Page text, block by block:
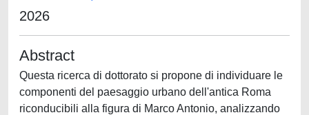
2026
Abstract
Questa ricerca di dottorato si propone di individuare le
componenti del paesaggio urbano dell'antica Roma
riconducibili alla figura di Marco Antonio, analizzando